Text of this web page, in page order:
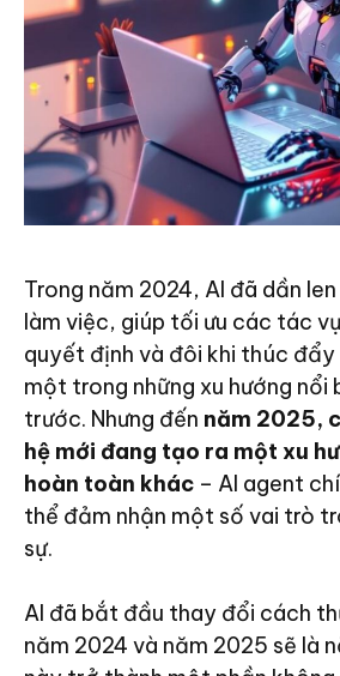
Trong năm 2024, AI đã dần
làm việc, giúp tối ưu các tác
quyết định và đôi khi thúc
một trong những xu hướng nổi
trước. Nhưng đến năm 2025,
hệ mới đang tạo ra một xu
hoàn toàn khác – AI agent
thể đảm nhận một số vai trò
sự.
AI đã bắt đầu thay đổi cách
năm 2024 và năm 2025 sẽ là